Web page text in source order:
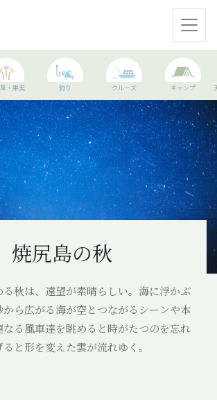
ー
・果実 釣り クルーズ キャンプ
焼尻島の秋
秋は、遠望が素晴らしい。海に浮かぶ
ら広がる海が空とつながるシーンや本
る風車達を眺めると時がたつのを忘れ
と形を変えた雲が流れゆく。